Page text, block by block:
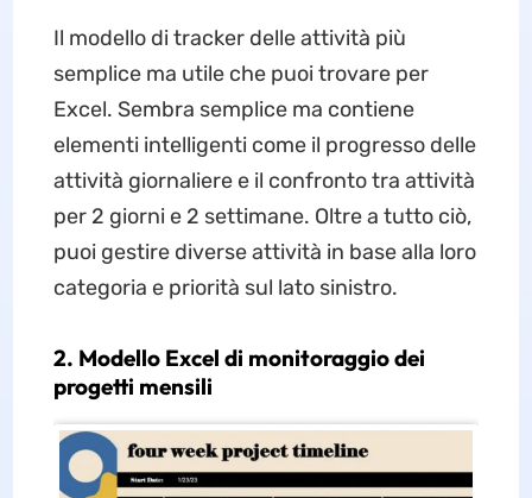
Il modello di tracker delle attività più
semplice ma utile che puoi trovare per
Excel. Sembra semplice ma contiene
elementi intelligenti come il progresso delle
attività giornaliere e il confronto tra attività
per 2 giorni e 2 settimane. Oltre a tutto ciò,
puoi gestire diverse attività in base alla loro
categoria e priorità sul lato sinistro.
2. Modello Excel di monitoraggio dei
progetti mensili